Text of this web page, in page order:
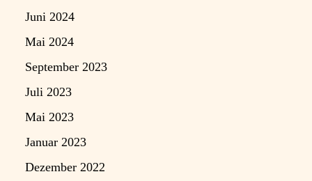
Juni 2024
Mai 2024
September 2023
Juli 2023
Mai 2023
Januar 2023
Dezember 2022